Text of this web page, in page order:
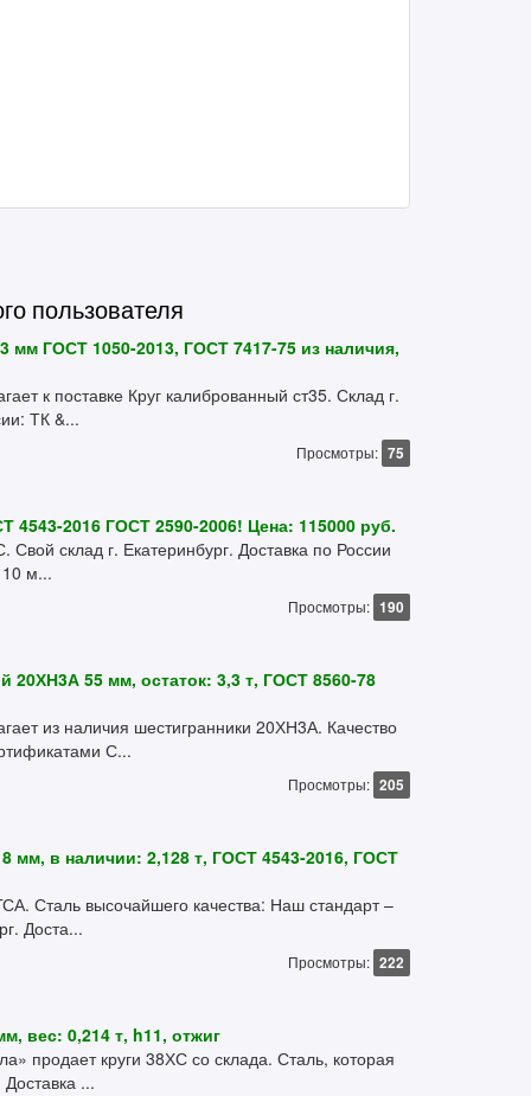
пользователя
мм ГОСТ 1050-2013, ГОСТ 7417-75 из наличия,
к поставке Круг калиброванный ст35. Склад г.
ТК &...
Просмотры: 75
4543-2016 ГОСТ 2590-2006! Цена: 115000 руб.
склад г. Екатеринбург. Доставка по России
м...
Просмотры: 190
20ХН3А 55 мм, остаток: 3,3 т, ГОСТ 8560-78
из наличия шестигранники 20ХН3А. Качество
С...
Просмотры: 205
мм, в наличии: 2,128 т, ГОСТ 4543-2016, ГОСТ
Сталь высочайшего качества: Наш стандарт –
Доста...
Просмотры: 222
вес: 0,214 т, h11, отжиг
продает круги 38ХС со склада. Сталь, которая
...